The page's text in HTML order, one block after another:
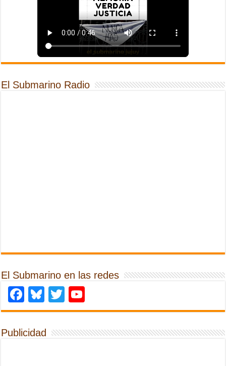
El Submarino Radio
El Submarino en las redes
Facebook
Bluesky
Twitter
Publicidad